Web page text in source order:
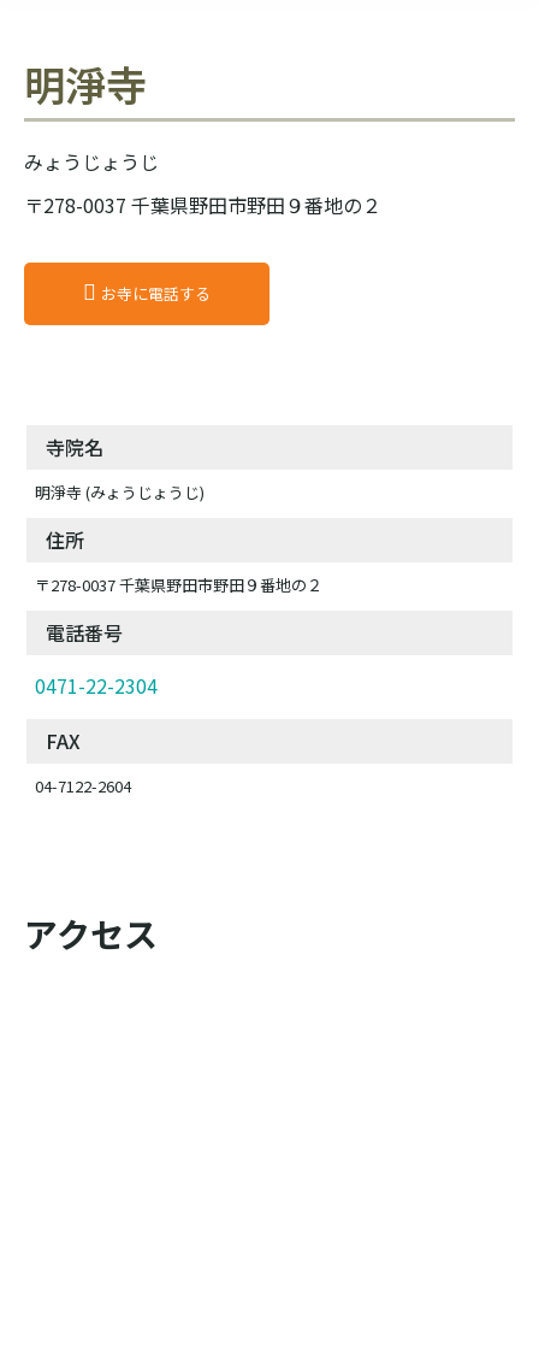
明淨寺
みょうじょうじ
〒278-0037 千葉県野田市野田９番地の２
お寺に電話する
寺院名
明淨寺 (みょうじょうじ)
住所
〒278-0037 千葉県野田市野田９番地の２
電話番号
0471-22-2304
FAX
04-7122-2604
アクセス